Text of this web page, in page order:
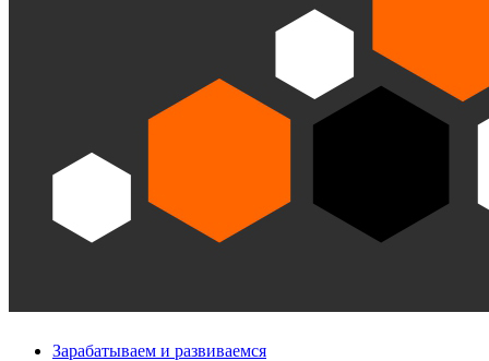
Зарабатываем и развиваемся